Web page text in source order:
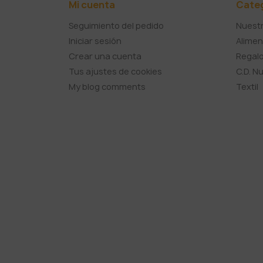
Mi cuenta
Seguimiento del pedido
Iniciar sesión
Crear una cuenta
Tus ajustes de cookies
My blog comments
C.D.
Textil